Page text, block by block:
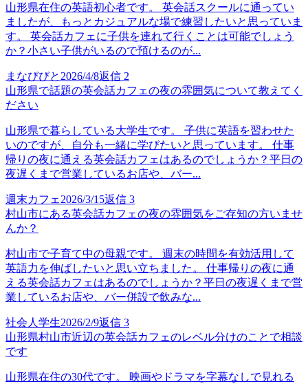
山形県在住の英語初心者です。 英会話スクールに通ってい
ましたが、もっとカジュアルな場で練習したいと思っていま
す。 英会話カフェに子供を連れて行くことは可能でしょう
か？小さい子供がいるので預けるのが...
まなびびと 2026/4/8返信 2
山形県で話題の英会話カフェの夜の雰囲気について教えてく
ださい
山形県で暮らしている大学生です。 子供に英語を習わせた
いのですが、自分も一緒に学びたいと思っています。 仕事
帰りの夜に通える英会話カフェはあるのでしょうか？平日の
夜遅くまで営業しているお店や、バー...
週末カフェ 2026/3/15返信 3
村山市にある英会話カフェの夜の雰囲気をご存知の方いませ
んか？
村山市で子育て中の母親です。 週末の時間を有効活用して
英語力を伸ばしたいと思い立ちました。 仕事帰りの夜に通
える英会話カフェはあるのでしょうか？平日の夜遅くまで営
業しているお店や、バー併設で飲みな...
社会人学生2026/2/9返信 3
山形県村山市近辺の英会話カフェのレベル分けのことで相談
です
山形県在住の30代です。 映画やドラマを字幕なしで見れる